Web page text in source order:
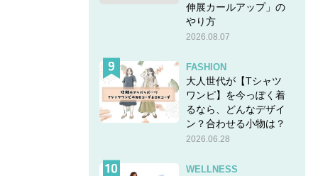
伸展カールアップ」の
やり方
2026.08.07
FASHION
大人世代が【Tシャツ
ワンピ】を今っぽく着
るなら、どんなデザイ
ン？合わせる小物は？
2026.06.28
WELLNESS